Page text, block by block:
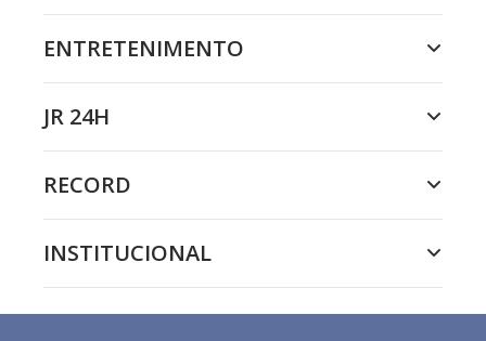
ENTRETENIMENTO
JR 24H
RECORD
INSTITUCIONAL